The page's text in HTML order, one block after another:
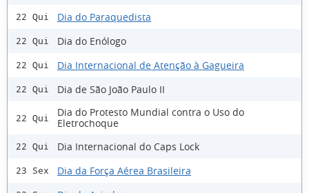
22 Qui Dia do Paraquedista
22 Qui Dia do Enólogo
22 Qui Dia Internacional de Atenção à Gagueira
22 Qui Dia de São João Paulo II
22 Qui
Dia do Protesto Mundial contra o Uso do
Eletrochoque
22 Qui Dia Internacional do Caps Lock
23 Sex Dia da Força Aérea Brasileira